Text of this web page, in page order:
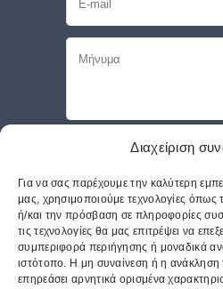
Διαχείριση
Για να σας παρέχουμε την καλύτερη
μας, χρησιμοποιούμε τεχνολογίες
ή/και την πρόσβαση σε πληροφορίες
τις τεχνολογίες θα μας επιτρέψει να
συμπεριφορά περιήγησης ή μοναδικά
ιστότοπο. Η μη συναίνεση ή η ανάκληση
επηρεάσει αρνητικά ορισμένα
Συμφωνώ να
τον συγκεκριμένο ιστότοπο.
Please enter an answer in
1 × 1 =